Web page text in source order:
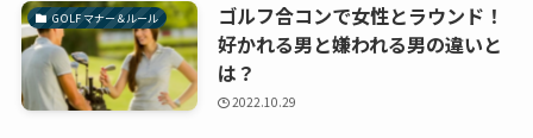
GOLF マナー＆ルール
ゴルフ合コンで女性とラウンド！
好かれる男と嫌われる男の違いと
は？
2022.10.29